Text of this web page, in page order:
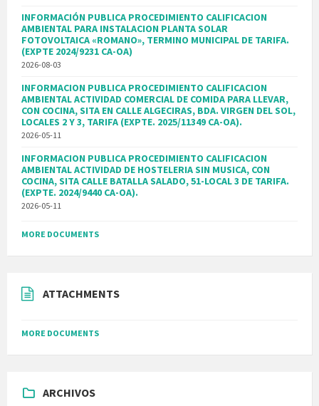
INFORMACIÓN PUBLICA PROCEDIMIENTO CALIFICACION
AMBIENTAL PARA INSTALACION PLANTA SOLAR
FOTOVOLTAICA «ROMANO», TERMINO MUNICIPAL DE TARIFA.
(EXPTE 2024/9231 CA-OA)
2026-08-03
INFORMACION PUBLICA PROCEDIMIENTO CALIFICACION
AMBIENTAL ACTIVIDAD COMERCIAL DE COMIDA PARA LLEVAR,
CON COCINA, SITA EN CALLE ALGECIRAS, BDA. VIRGEN DEL SOL,
LOCALES 2 Y 3, TARIFA (EXPTE. 2025/11349 CA-OA).
2026-05-11
INFORMACION PUBLICA PROCEDIMIENTO CALIFICACION
AMBIENTAL ACTIVIDAD DE HOSTELERIA SIN MUSICA, CON
COCINA, SITA CALLE BATALLA SALADO, 51-LOCAL 3 DE TARIFA.
(EXPTE. 2024/9440 CA-OA).
2026-05-11
MORE DOCUMENTS
ATTACHMENTS
MORE DOCUMENTS
ARCHIVOS